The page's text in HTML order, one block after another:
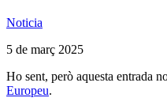
Noticia
5 de març 2025
Ho sent, però aquesta entrada
Europeu.